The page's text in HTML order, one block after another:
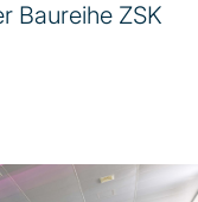
Baureihe ZSK